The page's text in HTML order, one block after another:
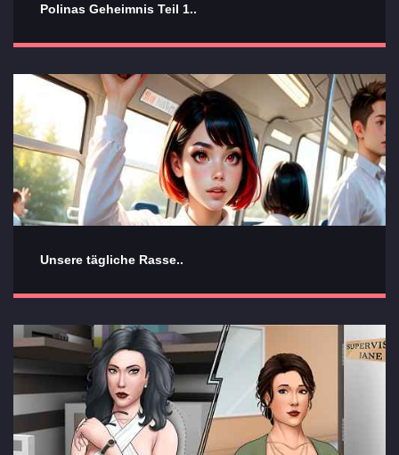
Polinas Geheimnis Teil 1..
Unsere tägliche Rasse..